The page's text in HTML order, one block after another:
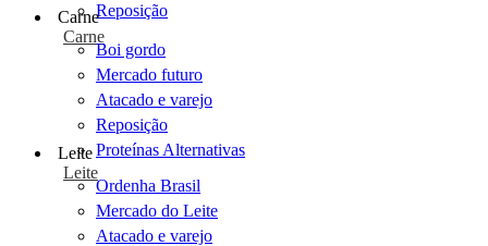
Reposição
Carne
Carne
Boi gordo
Mercado futuro
Atacado e varejo
Reposição
Proteínas Alternativas
Leite
Leite
Ordenha Brasil
Mercado do Leite
Atacado e varejo